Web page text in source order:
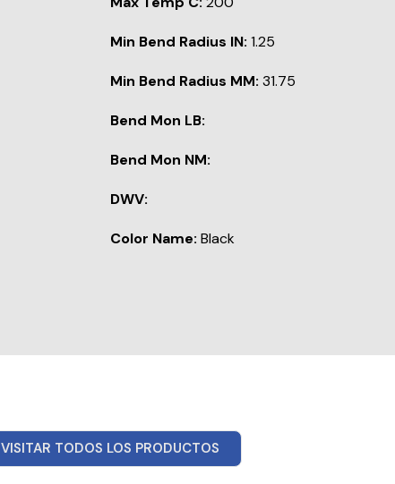
Min Bend Radius IN: 1.25
Min Bend Radius MM: 31.75
Bend Mon LB:
Bend Mon NM:
DWV:
Color Name: Black
VISITAR TODOS LOS PRODUCTOS